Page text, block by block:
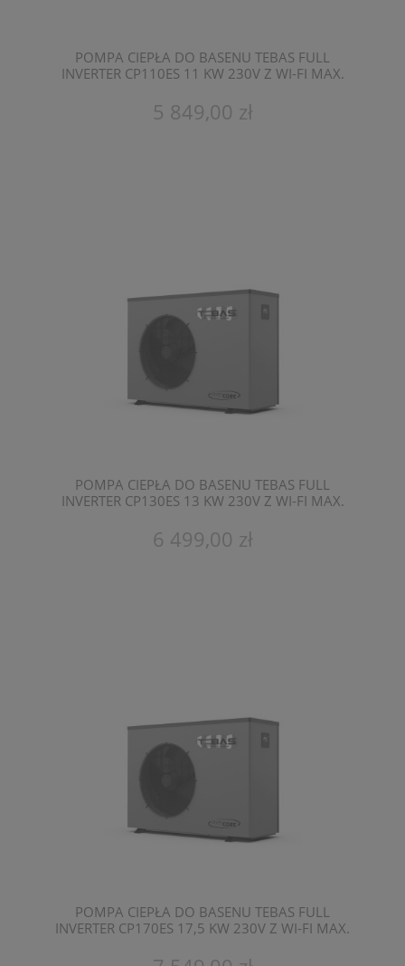
POMPA CIEPŁA DO BASENU TEBAS FULL
INVERTER CP110ES 11 KW 230V Z WI-FI MAX.
5 849,00 zł
POMPA CIEPŁA DO BASENU TEBAS FULL
INVERTER CP130ES 13 KW 230V Z WI-FI MAX.
6 499,00 zł
POMPA CIEPŁA DO BASENU TEBAS FULL
INVERTER CP170ES 17,5 KW 230V Z WI-FI MAX.